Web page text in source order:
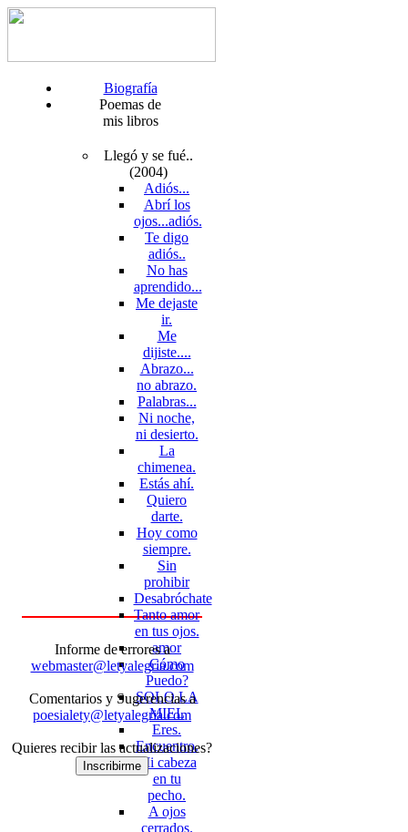
Biografía
Poemas de
mis libros
Llegó y se fué..
(2004)
Adiós...
Abrí los
ojos...adiós.
Te digo
adiós..
No has
aprendido...
Me dejaste
ir.
Me
dijiste....
Abrazo...
no abrazo.
Palabras...
Ni noche,
ni desierto.
La
chimenea.
Estás ahí.
Quiero
darte.
Hoy como
siempre.
Sin
prohibir
Desabróchate
Tanto amor
en tus ojos.
amor
Cómo
Puedo?
SOLO LA
MIEL
Eres.
Encuentro.
Mi cabeza
en tu
pecho.
A ojos
cerrados.
Informe de errores a
webmaster@letyalegria.com
Comentarios y Sugerencias a
poesialety@letyalegria.com
Quieres recibir las actualizaciones?
Inscribirme